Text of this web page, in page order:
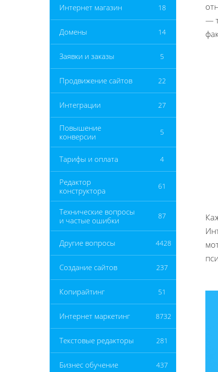
Интернет магазин 18
Домены 14
Заявки и заказы 5
Продвижение сайтов 22
Интеграции 27
Повышение
конверсии
5
Тарифы и оплата 4
Редактор
конструктора
61
Технические вопросы
и частые ошибки
87
Другие вопросы 4428
Создание сайтов 237
Копирайтинг 51
Интернет маркетинг 8732
Текстовые редакторы 281
Бизнес обучение 437
—